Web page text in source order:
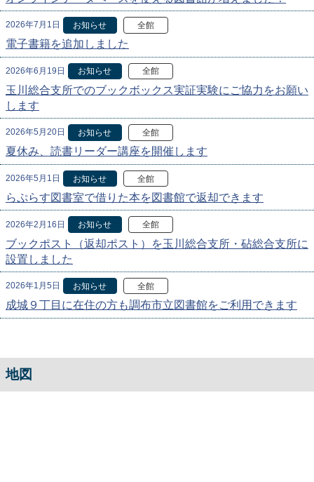
2026年7月1日 お知らせ 全館
電子書籍を追加しました
2026年6月19日 お知らせ 全館
玉川総合支所でのブックボックス実証実験にご協力をお願い
します
2026年5月20日 お知らせ 全館
夏休み、読書リーダー講座を開催します
2026年5月1日 お知らせ 全館
らぷらす図書室で借りた本を図書館で返却できます
2026年2月16日 お知らせ 全館
ブックポスト（返却ポスト）を玉川総合支所・砧総合支所に
設置しました
2026年1月5日 お知らせ 全館
成城９丁目に在住の方も調布市立図書館をご利用できます
地図